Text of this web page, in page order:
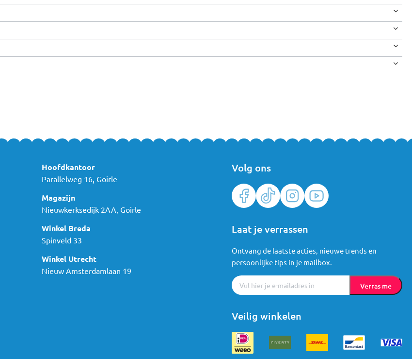
Hoofdkantoor
Parallelweg 16, Goirle
Magazijn
Nieuwkerksedijk 2AA, Goirle
Winkel Breda
Spinveld 33
Winkel Utrecht
Nieuw Amsterdamlaan 19
Volg ons
Veilig winkelen
Laat je verrassen
Ontvang de laatste acties, nieuwe trends en
persoonlijke tips in je mailbox.
Verras me